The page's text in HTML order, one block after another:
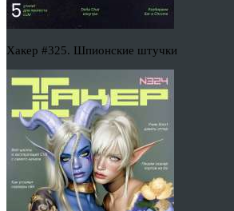
Хакер #325. Шпионские штучки